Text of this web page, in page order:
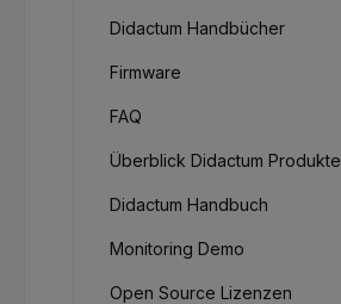
Didactum Handbücher
Firmware
FAQ
Überblick Didactum Produkte
Didactum Handbuch
Monitoring Demo
Open Source Lizenzen